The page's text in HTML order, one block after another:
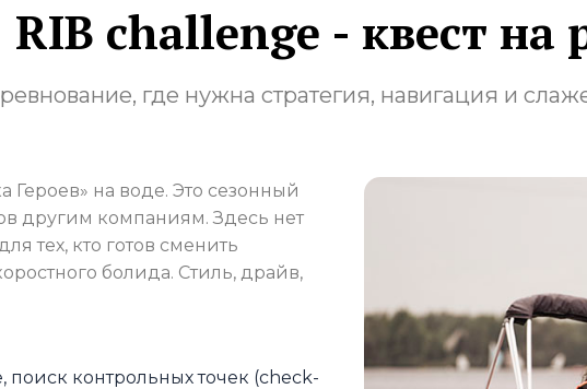
RIB challenge - квест на
где нужна стратегия, навигация и
Героев» на воде. Это сезонный
другим компаниям. Здесь нет
тех, кто готов сменить
болида. Стиль, драйв,
контрольных точек (check-